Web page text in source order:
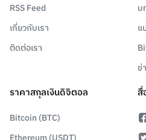
RSS Feed
เกี่ยวกับเรา
ติดต่อเรา
บ
แ
ข่
ราคาสกุลเงินดิจิตอล
Bitcoin (BTC)
สื่